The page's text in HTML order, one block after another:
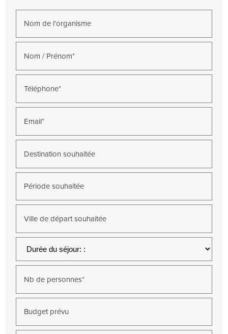
Nom de l'organisme
Nom / Prénom*
Téléphone*
Email*
Destination souhaitée
Période souhaitée
Ville de départ souhaitée
Nb de personnes*
Budget prévu